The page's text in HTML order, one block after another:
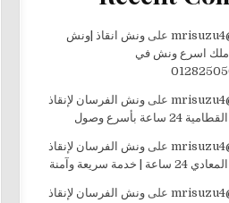
على ونش انقاذ |ونش
اسرع ونش في
على ونش الفرسان لإنقاذ
ساعة بأسرع وصول
على ونش الفرسان لإنقاذ
سريعة وآمنة
على ونش الفرسان لإنقاذ